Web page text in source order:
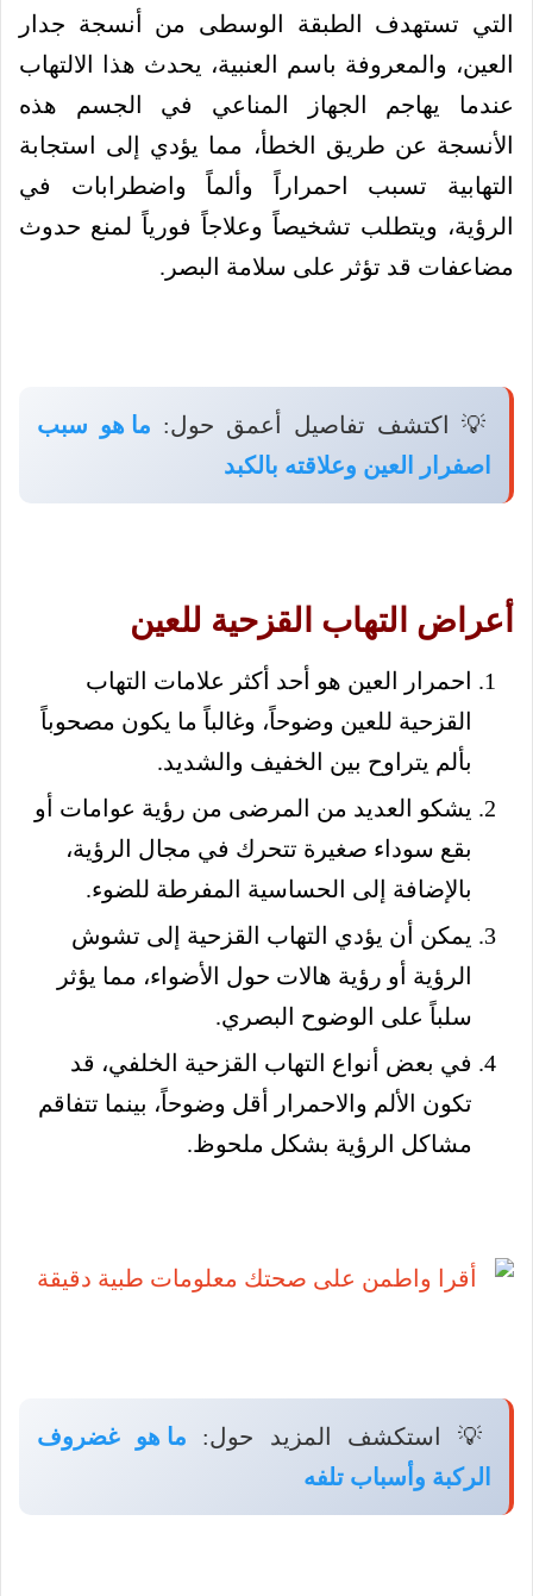
التي تستهدف الطبقة الوسطى من أنسجة جدار
العين، والمعروفة باسم العنبية، يحدث هذا الالتهاب
عندما يهاجم الجهاز المناعي في الجسم هذه
الأنسجة عن طريق الخطأ، مما يؤدي إلى استجابة
التهابية تسبب احمراراً وألماً واضطرابات في
الرؤية، ويتطلب تشخيصاً وعلاجاً فورياً لمنع حدوث
مضاعفات قد تؤثر على سلامة البصر.
💡 اكتشف تفاصيل أعمق حول: ما هو سبب
اصفرار العين وعلاقته بالكبد
أعراض التهاب القزحية للعين
احمرار العين هو أحد أكثر علامات التهاب
القزحية للعين وضوحاً، وغالباً ما يكون مصحوباً
بألم يتراوح بين الخفيف والشديد.
يشكو العديد من المرضى من رؤية عوامات أو
بقع سوداء صغيرة تتحرك في مجال الرؤية،
بالإضافة إلى الحساسية المفرطة للضوء.
يمكن أن يؤدي التهاب القزحية إلى تشوش
الرؤية أو رؤية هالات حول الأضواء، مما يؤثر
سلباً على الوضوح البصري.
في بعض أنواع التهاب القزحية الخلفي، قد
تكون الألم والاحمرار أقل وضوحاً، بينما تتفاقم
مشاكل الرؤية بشكل ملحوظ.
💡 استكشف المزيد حول: ما هو غضروف
الركبة وأسباب تلفه